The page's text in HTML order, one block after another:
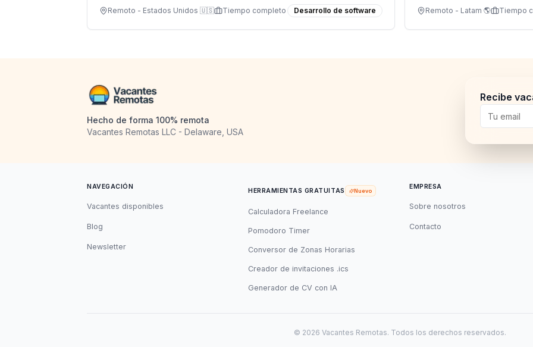
Remoto - Estados Unidos 🇺🇸 Tiempo completo Desarrollo de software Remoto - Latam 🌎 Tiempo
Hecho de forma 100% remota
Vacantes Remotas LLC - Delaware, USA
Recibe
NAVEGACIÓN
Vacantes disponibles
Blog
Newsletter
HERRAMIENTAS GRATUITAS Nuevo
Calculadora Freelance
Pomodoro Timer
Conversor de Zonas Horarias
Creador de invitaciones .ics
Generador de CV con IA
EMPRESA
Sobre nosotros
Contacto
© 2026 Vacantes Remotas. Todos los derechos reservados.